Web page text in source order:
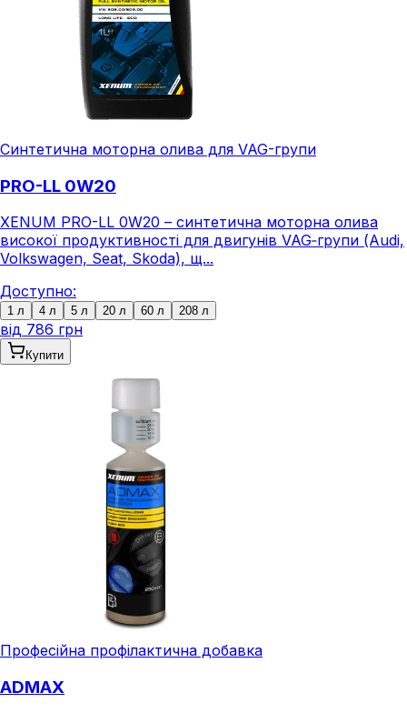
Синтетична моторна олива для VAG-групи
PRO-LL 0W20
XENUM PRO-LL 0W20 – синтетична моторна олива
високої продуктивності для двигунів VAG‑групи (Audi,
Volkswagen, Seat, Skoda), щ...
Доступно:
1 л 4 л 5 л 20 л 60 л 208 л
від 786 грн
Купити
Професійна профілактична добавка
ADMAX